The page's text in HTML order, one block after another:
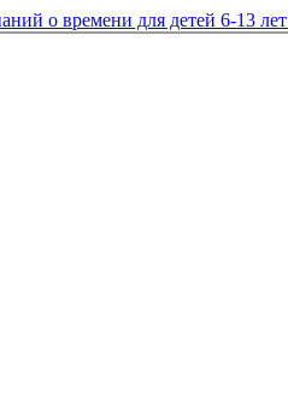
о времени для детей 6-13 лет